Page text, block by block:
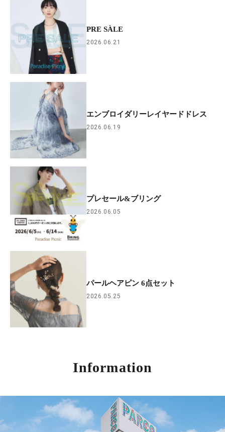
PRE SÀLE
2026.06.21
エンブロイダリーレイヤードドレス
2026.06.19
プレセール&ブリング
2026.06.05
パールヘアピン 6点セット
2026.05.25
Information